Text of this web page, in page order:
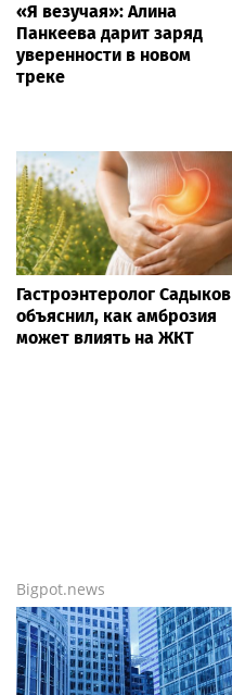
«Я везучая»: Алина
Панкеева дарит заряд
уверенности в новом
треке
Гастроэнтеролог Садыков
объяснил, как амброзия
может влиять на ЖКТ
Bigpot.news